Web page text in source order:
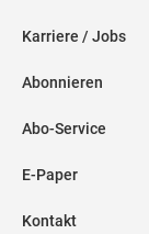
Karriere / Jobs
Abonnieren
Abo-Service
E-Paper
Kontakt